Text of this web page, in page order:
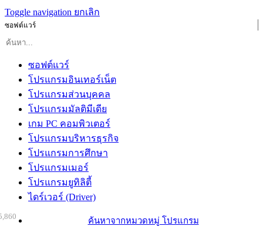
Toggle navigation ยกเลิก
ซอฟต์แวร์
ซอฟต์แวร์
โปรแกรมอินเทอร์เน็ต
โปรแกรมส่วนบุคคล
โปรแกรมมัลติมีเดีย
เกม PC คอมพิวเตอร์
โปรแกรมบริหารธุรกิจ
โปรแกรมการศึกษา
โปรแกรมเมอร์
โปรแกรมยูทิลิตี้
ไดร์เวอร์ (Driver)
ค้นหาจากหมวดหมู่ โปรแกรม